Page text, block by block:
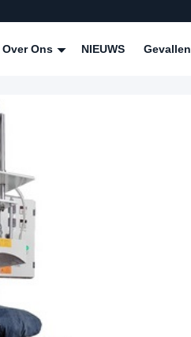
Over Ons NIEUWS Gevallen